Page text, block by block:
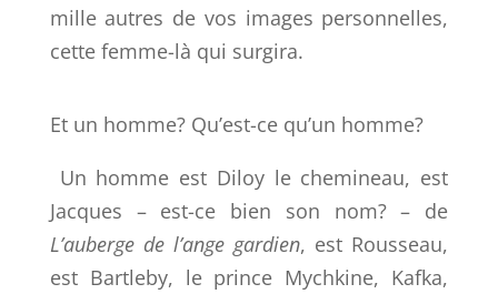
mille autres de vos images personnelles,
cette femme-là qui surgira.
Et un homme? Qu’est-ce qu’un homme?
Un homme est Diloy le chemineau, est
Jacques – est-ce bien son nom? – de
L’auberge de l’ange gardien, est Rousseau,
est Bartleby, le prince Mychkine, Kafka,